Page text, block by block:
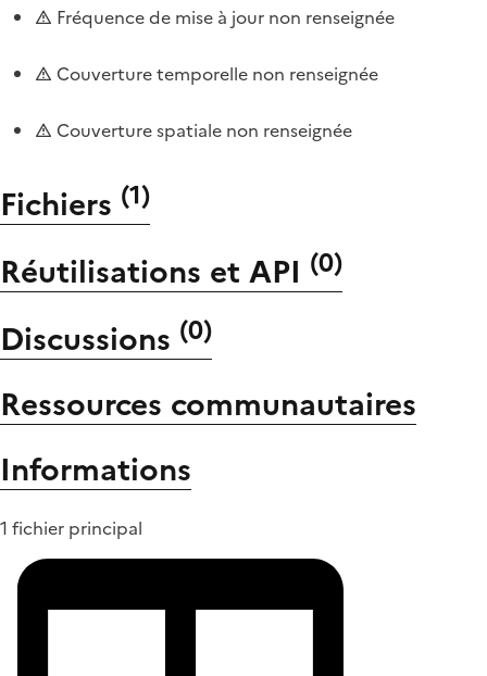
Fréquence de mise à jour non renseignée
Couverture temporelle non renseignée
Couverture spatiale non renseignée
Fichiers (1)
Réutilisations et API (0)
Discussions (0)
Ressources communautaires
Informations
1 fichier principal